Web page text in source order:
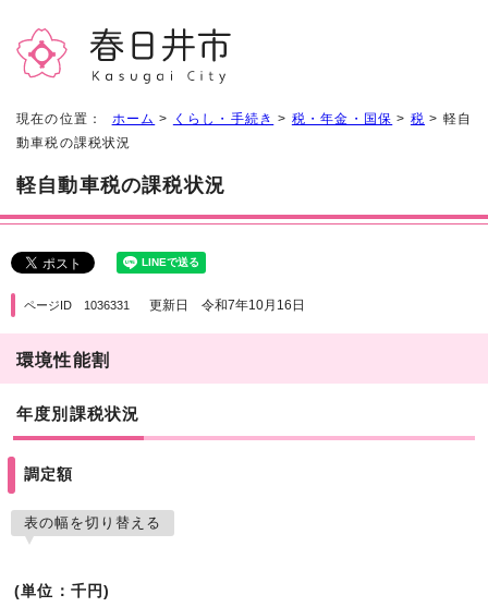
現在の位置： ホーム > くらし・手続き > 税・年金・国保 > 税 > 軽自
動車税の課税状況
軽自動車税の課税状況
ページID 1036331 更新日 令和7年10月16日
環境性能割
年度別課税状況
調定額
表の幅を切り替える
(単位：千円)